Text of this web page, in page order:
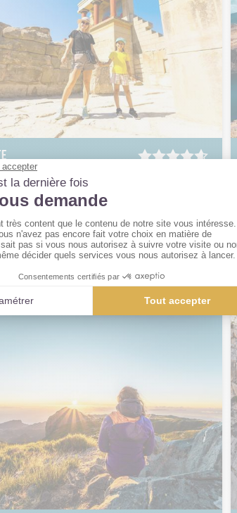
à partir de1 050 €
en famille : randos et
de Héraklion à Arkadi